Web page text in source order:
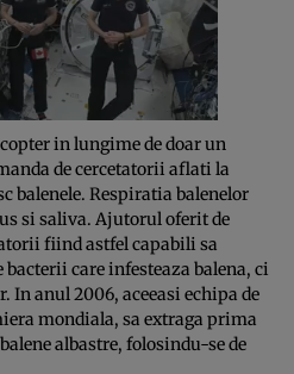
in lungime de doar un
de cercetatorii aflati la
balenele. Respiratia balenelor
si saliva. Ajutorul oferit de
fiind astfel capabili sa
care infesteaza balena, ci
In anul 2006, aceeasi echipa de
mondiala, sa extraga prima
albastre, folosindu-se de